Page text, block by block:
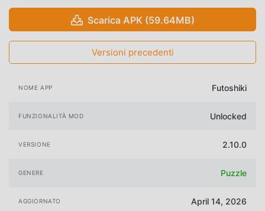
Scarica APK (59.64MB)
Versioni precedenti
NOME APP Futoshiki
FUNZIONALITÀ MOD Unlocked
VERSIONE 2.10.0
GENERE Puzzle
AGGIORNATO April 14, 2026